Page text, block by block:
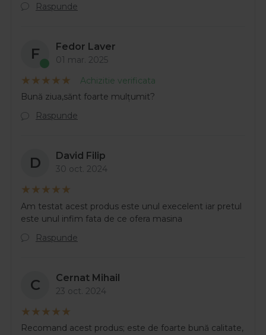
Raspunde
F Fedor Laver
01 mar. 2025
Achizitie verificata
Bună ziua,sănt foarte mulțumit?
Raspunde
D David Filip
30 oct. 2024
Am testat acest produs este unul execelent iar pretul
este unul infim fata de ce ofera masina
Raspunde
C Cernat Mihail
23 oct. 2024
Recomand acest produs; este de foarte bună calitate,